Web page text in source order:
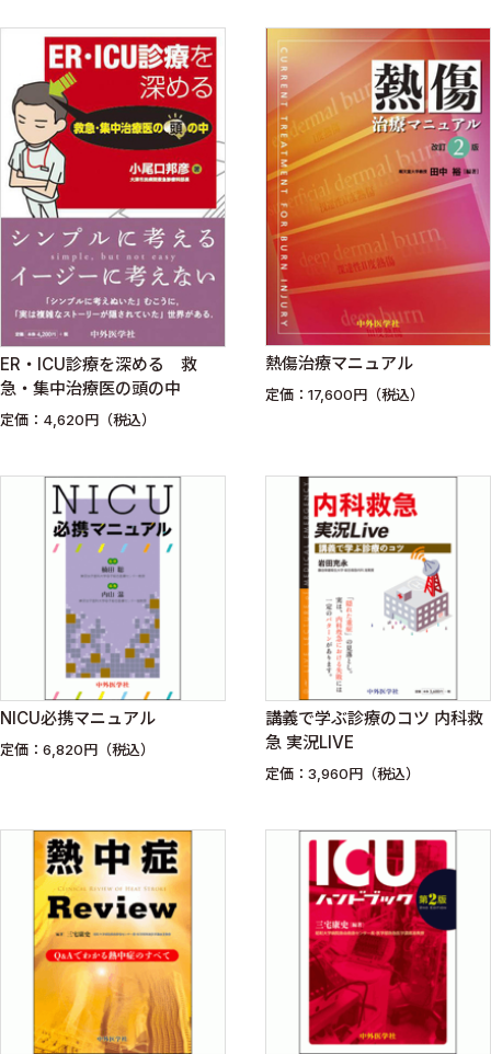
ER・ICU診療を深める 救
急・集中治療医の頭の中
定価：4,620円（税込）
熱傷治療マニュアル
定価：17,600円（税込）
NICU必携マニュアル
定価：6,820円（税込）
講義で学ぶ診療のコツ 内科救
急 実況LIVE
定価：3,960円（税込）